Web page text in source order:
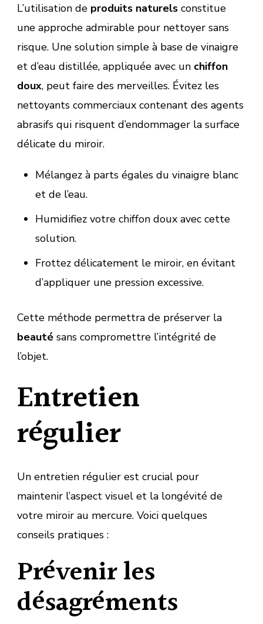
L’utilisation de produits naturels constitue
une approche admirable pour nettoyer sans
risque. Une solution simple à base de vinaigre
et d’eau distillée, appliquée avec un chiffon
doux, peut faire des merveilles. Évitez les
nettoyants commerciaux contenant des agents
abrasifs qui risquent d’endommager la surface
délicate du miroir.
Mélangez à parts égales du vinaigre blanc
et de l’eau.
Humidifiez votre chiffon doux avec cette
solution.
Frottez délicatement le miroir, en évitant
d’appliquer une pression excessive.
Cette méthode permettra de préserver la
beauté sans compromettre l’intégrité de
l’objet.
Entretien
régulier
Un entretien régulier est crucial pour
maintenir l’aspect visuel et la longévité de
votre miroir au mercure. Voici quelques
conseils pratiques :
Prévenir les
désagréments